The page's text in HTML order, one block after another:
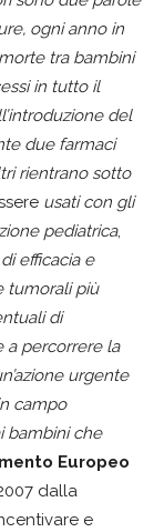
ogni anno in
tra bambini
in tutto il
del
due farmaci
rientrano sotto
usati con gli
pediatrica,
efficacia e
tumorali più
di
a percorrere la
urgente
campo
bambini che
Europeo
dalla
e